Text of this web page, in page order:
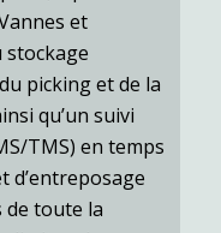
et
picking et de la
qu’un suivi
TMS) en temps
d’entreposage
de toute la